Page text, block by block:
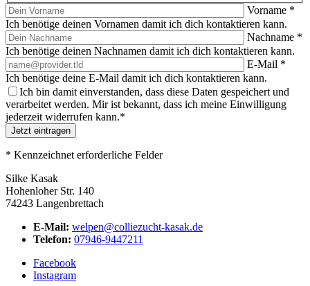
Vorname *
Ich benötige deinen Vornamen damit ich dich kontaktieren kann.
Nachname *
Ich benötige deinen Nachnamen damit ich dich kontaktieren kann.
E-Mail *
Ich benötige deine E-Mail damit ich dich kontaktieren kann.
Ich bin damit einverstanden, dass diese Daten gespeichert und
verarbeitet werden. Mir ist bekannt, dass ich meine Einwilligung
jederzeit widerrufen kann.*
Jetzt eintragen
* Kennzeichnet erforderliche Felder
Silke Kasak
Hohenloher Str. 140
74243 Langenbrettach
E-Mail: welpen@colliezucht-kasak.de
Telefon: 07946-9447211
Facebook
Instagram